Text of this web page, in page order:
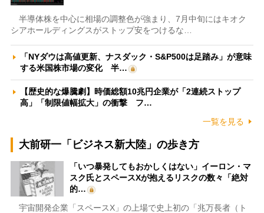
半導体株を中心に相場の調整色が強まり、7月中旬にはキオク
シアホールディングスがストップ安をつけるな…
「NYダウは高値更新、ナスダック・S&P500は足踏み」が意味
する米国株市場の変化 半…
【歴史的な爆騰劇】時価総額10兆円企業が「2連続ストップ
高」「制限値幅拡大」の衝撃 フ…
一覧を見る
大前研一「ビジネス新大陸」の歩き方
「いつ暴発してもおかしくはない」イーロン・マ
スク氏とスペースXが抱えるリスクの数々「絶対
的…
宇宙開発企業「スペースX」の上場で史上初の「兆万長者（ト